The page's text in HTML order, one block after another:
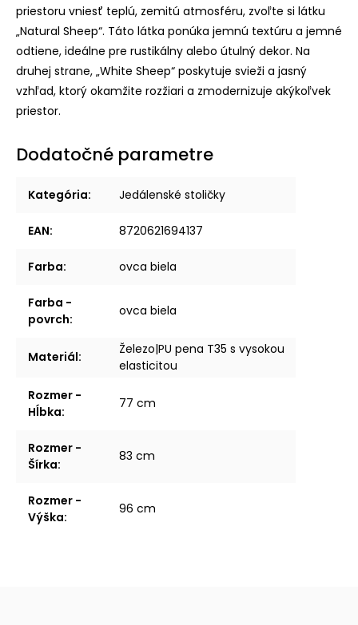
priestoru vniesť teplú, zemitú atmosféru, zvoľte si látku
„Natural Sheep“. Táto látka ponúka jemnú textúru a jemné
odtiene, ideálne pre rustikálny alebo útulný dekor. Na
druhej strane, „White Sheep“ poskytuje svieži a jasný
vzhľad, ktorý okamžite rozžiari a zmodernizuje akýkoľvek
priestor.
Dodatočné parametre
Kategória: Jedálenské stoličky
EAN: 8720621694137
Farba: ovca biela
Farba -
povrch:
ovca biela
Materiál:
Železo|PU pena T35 s vysokou
elasticitou
Rozmer -
Hĺbka:
77 cm
Rozmer -
Šírka:
83 cm
Rozmer -
Výška:
96 cm